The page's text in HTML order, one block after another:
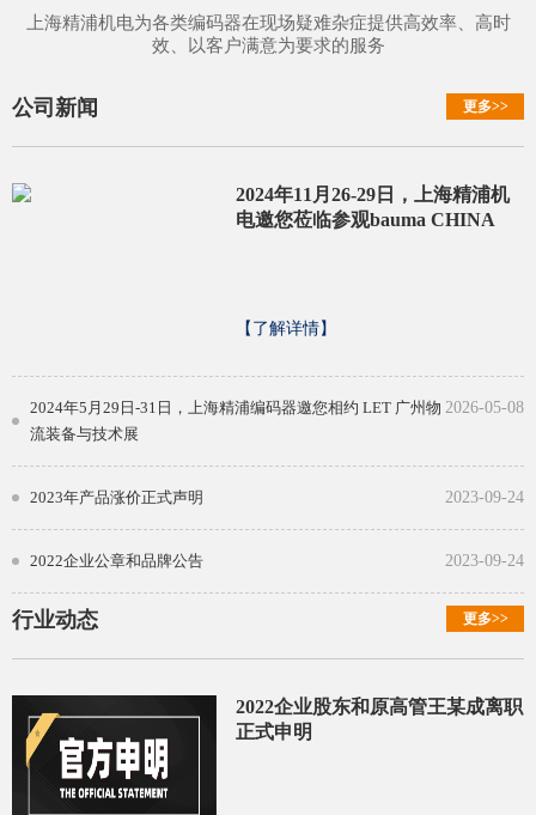
上海精浦机电为各类编码器在现场疑难杂症提供高效率、高时
效、以客户满意为要求的服务
更多>>
公司新闻
2024年11月26-29日，上海精浦机
电邀您莅临参观bauma CHINA
【了解详情】
2026-05-08
2024年5月29日-31日，上海精浦编码器邀您相约 LET 广州物
流装备与技术展
2023-09-24
2023年产品涨价正式声明
2023-09-24
2022企业公章和品牌公告
更多>>
行业动态
2022企业股东和原高管王某成离职
正式申明